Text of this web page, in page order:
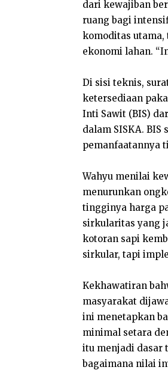
dari kewajiban
ruang bagi
komoditas
ekonomi lahan.
Di sisi teknis,
ketersediaan
Inti Sawit (BIS)
dalam SISKA.
pemanfaatannya
Wahyu menilai
menurunkan
tingginya harga
sirkularitas yang
kotoran sapi
sirkular, tapi
Kekhawatiran
masyarakat
ini menetapkan
minimal setara
itu menjadi dasar
bagaimana nilai